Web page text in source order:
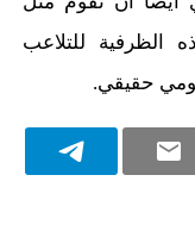
للتلاعب
حقيقي.